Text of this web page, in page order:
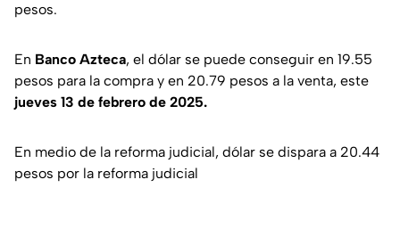
pesos.
En Banco Azteca, el dólar se puede conseguir en 19.55
pesos para la compra y en 20.79 pesos a la venta, este
jueves 13 de febrero de 2025.
En medio de la reforma judicial, dólar se dispara a 20.44
pesos por la reforma judicial